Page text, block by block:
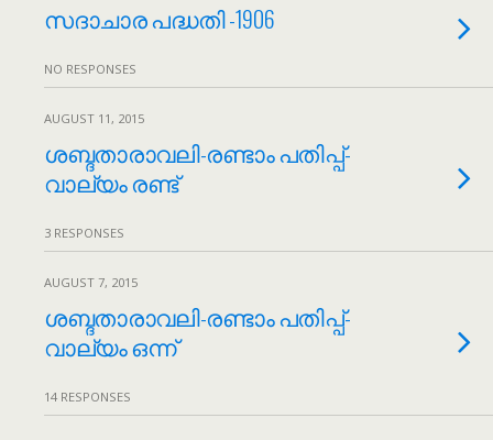
സദാചാര പദ്ധതി -1906
NO RESPONSES
AUGUST 11, 2015
ശബ്ദതാരാവലി-രണ്ടാം പതിപ്പ്-
വാല്യം രണ്ട്
3 RESPONSES
AUGUST 7, 2015
ശബ്ദതാരാവലി-രണ്ടാം പതിപ്പ്-
വാല്യം ഒന്ന്
14 RESPONSES